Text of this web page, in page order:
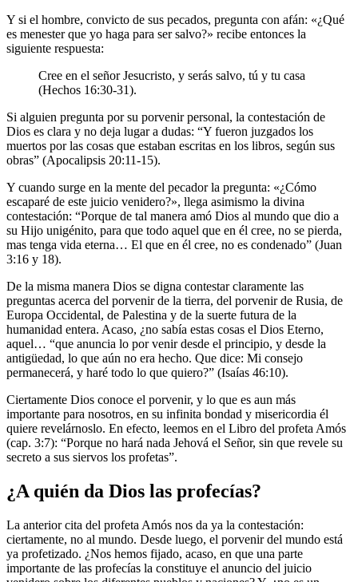
Y si el hombre, convicto de sus pecados, pregunta con afán: «¿Qué
es menester que yo haga para ser salvo?» recibe entonces la
siguiente respuesta:
Cree en el señor Jesucristo, y serás salvo, tú y tu casa
(Hechos 16:30-31).
Si alguien pregunta por su porvenir personal, la contestación de
Dios es clara y no deja lugar a dudas: “Y fueron juzgados los
muertos por las cosas que estaban escritas en los libros, según sus
obras” (Apocalipsis 20:11-15).
Y cuando surge en la mente del pecador la pregunta: «¿Cómo
escaparé de este juicio venidero?», llega asimismo la divina
contestación: “Porque de tal manera amó Dios al mundo que dio a
su Hijo unigénito, para que todo aquel que en él cree, no se pierda,
mas tenga vida eterna… El que en él cree, no es condenado” (Juan
3:16 y 18).
De la misma manera Dios se digna contestar claramente las
preguntas acerca del porvenir de la tierra, del porvenir de Rusia, de
Europa Occidental, de Palestina y de la suerte futura de la
humanidad entera. Acaso, ¿no sabía estas cosas el Dios Eterno,
aquel… “que anuncia lo por venir desde el principio, y desde la
antigüedad, lo que aún no era hecho. Que dice: Mi consejo
permanecerá, y haré todo lo que quiero?” (Isaías 46:10).
Ciertamente Dios conoce el porvenir, y lo que es aun más
importante para nosotros, en su infinita bondad y misericordia él
quiere revelárnoslo. En efecto, leemos en el Libro del profeta Amós
(cap. 3:7): “Porque no hará nada Jehová el Señor, sin que revele su
secreto a sus siervos los profetas”.
¿A quién da Dios las profecías?
La anterior cita del profeta Amós nos da ya la contestación:
ciertamente, no al mundo. Desde luego, el porvenir del mundo está
ya profetizado. ¿Nos hemos fijado, acaso, en que una parte
importante de las profecías la constituye el anuncio del juicio